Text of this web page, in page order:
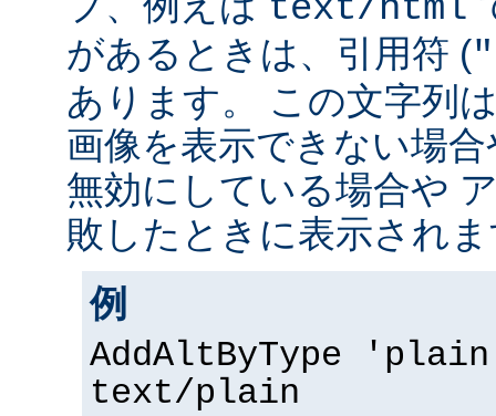
text/html
があるときは、引用符 ("
あります。 この文字列
画像を表示できない場
無効にしている場合や
敗したときに表示され
例
AddAltByType
text/plain